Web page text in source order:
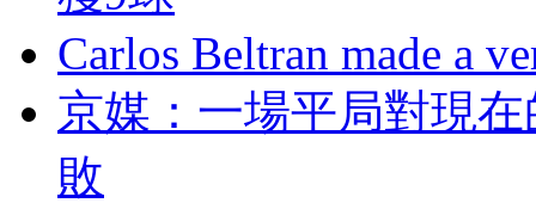
Carlos Beltran made a
京媒：一場平局對
敗